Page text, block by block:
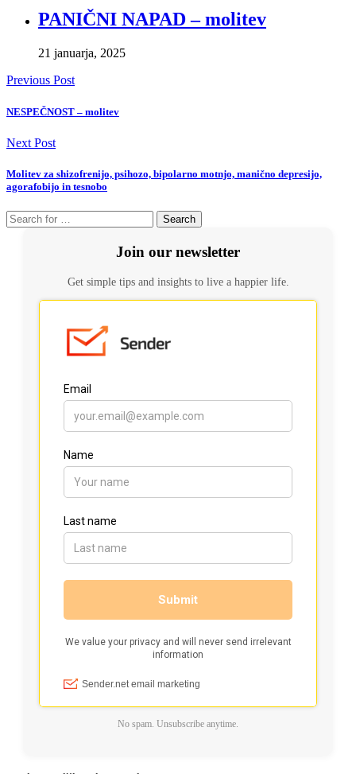
PANIČNI NAPAD – molitev
21 januarja, 2025
Previous Post
NESPEČNOST – molitev
Next Post
Molitev za shizofrenijo, psihozo, bipolarno motnjo, manično depresijo,
agorafobijo in tesnobo
Search
Join our newsletter
Get simple tips and insights to live a happier life.
No spam. Unsubscribe anytime.